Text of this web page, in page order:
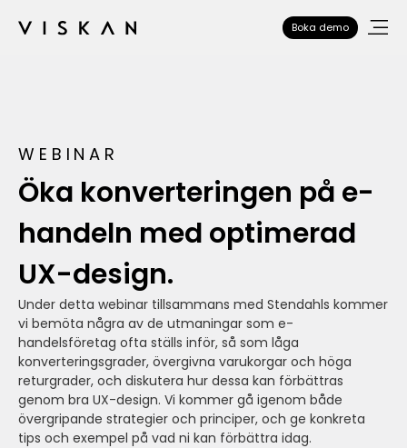
Boka demo
WEBINAR
Öka konverteringen på e-
handeln med optimerad
UX-design.
Under detta webinar tillsammans med Stendahls kommer
vi bemöta några av de utmaningar som e-
handelsföretag ofta ställs inför, så som låga
konverteringsgrader, övergivna varukorgar och höga
returgrader, och diskutera hur dessa kan förbättras
genom bra UX-design. Vi kommer gå igenom både
övergripande strategier och principer, och ge konkreta
tips och exempel på vad ni kan förbättra idag.